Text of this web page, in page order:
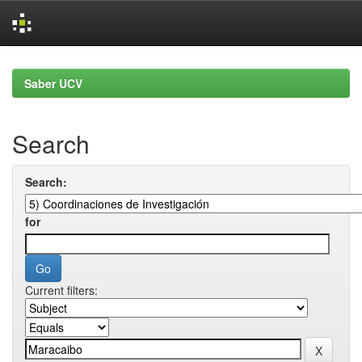
navigationSaber UCV
Search
Search:
for
Current filters: